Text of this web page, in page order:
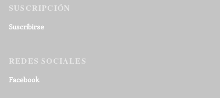
SUSCRIPCIÓN
Suscribirse
REDES SOCIALES
Facebook